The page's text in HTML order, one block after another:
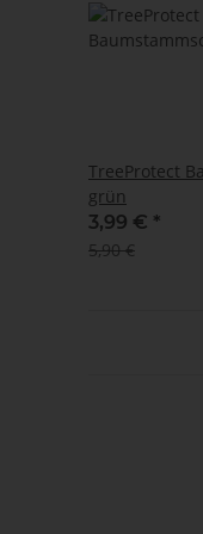
TreeProtect
grün
3,99 € *
5,90 €